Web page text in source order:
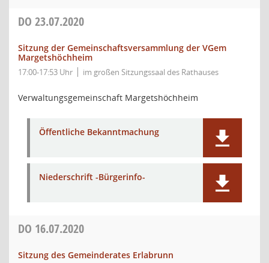
DO 23.07.2020
Sitzung der Gemeinschaftsversammlung der VGem
Margetshöchheim
17:00-17:53 Uhr im großen Sitzungssaal des Rathauses
Verwaltungsgemeinschaft Margetshöchheim
Öffentliche Bekanntmachung
Niederschrift -Bürgerinfo-
DO 16.07.2020
Sitzung des Gemeinderates Erlabrunn